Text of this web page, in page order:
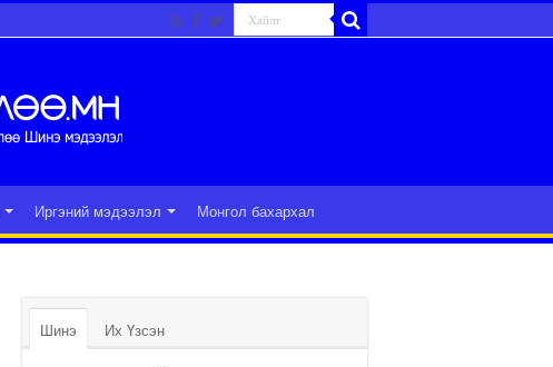
Иргэний мэдээлэл Монгол бахархал
Шинэ Их Үзсэн